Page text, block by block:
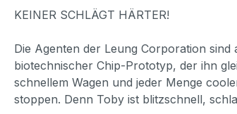
KEINER SCHLÄGT HÄRTER!
Die Agenten der Leung Corporation
biotechnischer Chip-Prototyp, der ihn
schnellem Wagen und jeder Menge
stoppen. Denn Toby ist blitzschnell,